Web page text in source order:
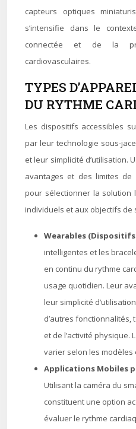
capteurs optiques
s’intensifie dans le
connectée et de la
cardiovasculaires.
TYPES
DU RYTHME
Les dispositifs accessibles
par leur technologie sous-
et leur simplicité d’utilisation.
avantages et des limites
pour sélectionner la solution
individuels et aux objectifs de
Wearables
intelligentes et les
en continu du rythme
usage quotidien. Leur
leur simplicité
d’autres fonctionnalités,
et de l’activité physique.
varier selon les modèles
Applications Mobiles
Utilisant la caméra du
constituent une option
évaluer le rythme